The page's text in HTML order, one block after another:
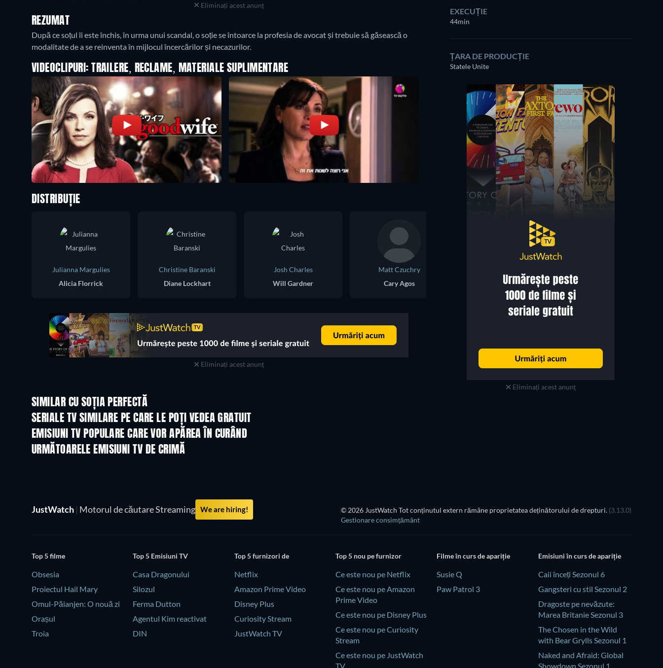
Eliminați acest anunț
REZUMAT
După ce soțul îi este închis, în urma unui scandal, o soție se întoarce la profesia de avocat și trebuie să găsească o
modalitate de a se reinventa în mijlocul încercărilor și necazurilor.
VIDEOCLIPURI: TRAILERE, RECLAME, MATERIALE SUPLIMENTARE
EXECUȚIE
44min
ȚARA DE PRODUCȚIE
Statele Unite
Eliminați acest anunț
DISTRIBUȚIE
Julianna Margulies
Alicia Florrick
Christine Baranski
Diane Lockhart
Josh Charles
Will Gardner
Matt Czuchry
Cary Agos
Eli Gold
Eliminați acest anunț
SIMILAR CU SOȚIA PERFECTĂ
TV
SERIALE TV SIMILARE PE CARE LE POȚI VEDEA GRATUIT
TV TV
EMISIUNI TV POPULARE CARE VOR APĂREA ÎN CURÂND
TV
URMĂTOARELE EMISIUNI TV DE CRIMĂ
Sezonul 6
JustWatch | Motorul de căutare Streaming We are hiring! © 2026 JustWatch Tot conținutul extern rămâne proprietatea deținătorului de drepturi. (3.13.0)
Gestionare consimțământ
Top 5 filme
Obsesia
Proiectul Hail Mary
Omul-Păianjen: O nouă zi
Orașul
Troia
Top 5 Emisiuni TV
Casa Dragonului
Silozul
Ferma Dutton
Agentul Kim reactivat
DIN
Top 5 furnizori de
Netflix
Amazon Prime Video
Disney Plus
Curiosity Stream
JustWatch TV
Top 5 nou pe furnizor
Ce este nou pe Netflix
Ce este nou pe Amazon
Prime Video
Ce este nou pe Disney Plus
Ce este nou pe Curiosity
Stream
Ce este nou pe JustWatch
TV
Filme în curs de apariție
Susie Q
Paw Patrol 3
Emisiuni în curs de apariție
Caii înceți Sezonul 6
Gangsteri cu stil Sezonul 2
Dragoste pe nevăzute:
Marea Britanie Sezonul 3
The Chosen in the Wild
with Bear Grylls Sezonul 1
Naked and Afraid: Global
Showdown Sezonul 1